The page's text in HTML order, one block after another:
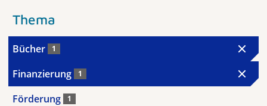
Thema
Bücher 1
Finanzierung 1
Förderung 1